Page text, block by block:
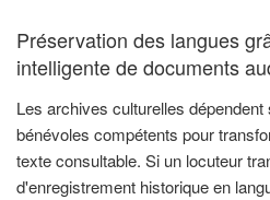
Préservation des langues
intelligente de documents
Les archives culturelles
bénévoles compétents pour
texte consultable. Si un locuteur
d'enregistrement historique en